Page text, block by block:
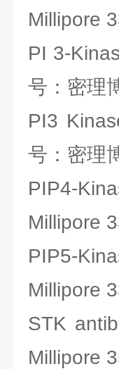
Millipore
PI 3-
号：密理
PI3
号：密理
PIP4-
Millipore
PIP5-
Millipore
STK
Millipore